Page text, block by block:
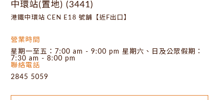
中環站(置地) (3441)
港鐵中環站 CEN E18 號舖【近F出口】
營業時間
星期一至五：7:00 am - 9:00 pm 星期六、日及公眾假期：
7:30 am - 8:00 pm
聯絡電話
2845 5059